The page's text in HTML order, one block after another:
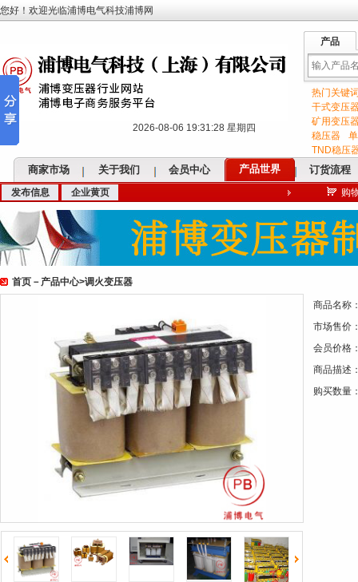
您好！欢迎光临浦博电气科技浦博网
2026-08-06 19:31:29 星期四
产品
输热门关键
干式变压
矿用变压
稳压器
TND稳压
商家市场 关于我们 会员中心 产品世界 订货流程
发布信息 企业黄页 购
首页 － 产品中心>调火变压器
商品名称
市场售价
会员价格
商品描述
购买数量